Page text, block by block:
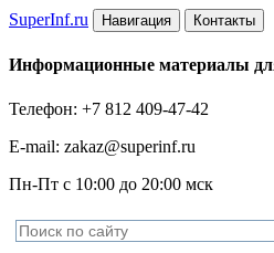
SuperInf.ru Навигация Контакты
Информационные материалы
Телефон: +7 812 409-47-42
E-mail: zakaz@superinf.ru
Пн-Пт с 10:00 до 20:00 мск